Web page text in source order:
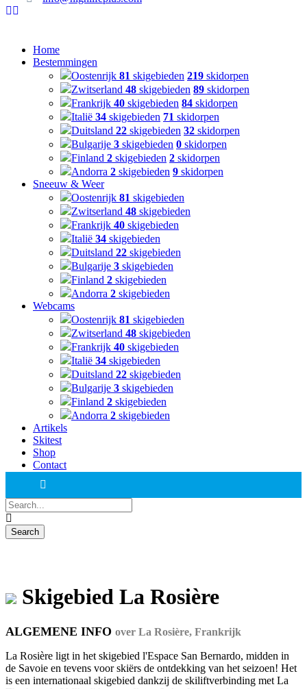
Home
Bestemmingen
Oostenrijk 81 skigebieden 219 skidorpen
Zwitserland 48 skigebieden 89 skidorpen
Frankrijk 40 skigebieden 84 skidorpen
Italië 34 skigebieden 71 skidorpen
Duitsland 22 skigebieden 32 skidorpen
Bulgarije 3 skigebieden 0 skidorpen
Finland 2 skigebieden 2 skidorpen
Andorra 2 skigebieden 9 skidorpen
Sneeuw & Weer
Oostenrijk 81 skigebieden
Zwitserland 48 skigebieden
Frankrijk 40 skigebieden
Italië 34 skigebieden
Duitsland 22 skigebieden
Bulgarije 3 skigebieden
Finland 2 skigebieden
Andorra 2 skigebieden
Webcams
Oostenrijk 81 skigebieden
Zwitserland 48 skigebieden
Frankrijk 40 skigebieden
Italië 34 skigebieden
Duitsland 22 skigebieden
Bulgarije 3 skigebieden
Finland 2 skigebieden
Andorra 2 skigebieden
Artikels
Skitest
Shop
Contact
Skigebied La Rosière
ALGEMENE INFO over La Rosière, Frankrijk
La Rosière ligt in het skigebied l'Espace San Bernardo, midden in
de Savoie en tevens voor skiërs de ontdekking van het seizoen! Het
is een internationaal skigebied dankzij de skiliftverbinding met La